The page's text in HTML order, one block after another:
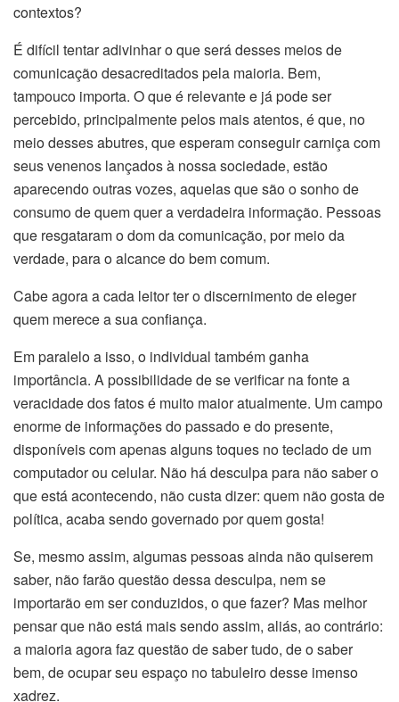
contextos?
É difícil tentar adivinhar o que será desses meios de
comunicação desacreditados pela maioria. Bem,
tampouco importa. O que é relevante e já pode ser
percebido, principalmente pelos mais atentos, é que, no
meio desses abutres, que esperam conseguir carniça com
seus venenos lançados à nossa sociedade, estão
aparecendo outras vozes, aquelas que são o sonho de
consumo de quem quer a verdadeira informação. Pessoas
que resgataram o dom da comunicação, por meio da
verdade, para o alcance do bem comum.
Cabe agora a cada leitor ter o discernimento de eleger
quem merece a sua confiança.
Em paralelo a isso, o individual também ganha
importância. A possibilidade de se verificar na fonte a
veracidade dos fatos é muito maior atualmente. Um campo
enorme de informações do passado e do presente,
disponíveis com apenas alguns toques no teclado de um
computador ou celular. Não há desculpa para não saber o
que está acontecendo, não custa dizer: quem não gosta de
política, acaba sendo governado por quem gosta!
Se, mesmo assim, algumas pessoas ainda não quiserem
saber, não farão questão dessa desculpa, nem se
importarão em ser conduzidos, o que fazer? Mas melhor
pensar que não está mais sendo assim, aliás, ao contrário:
a maioria agora faz questão de saber tudo, de o saber
bem, de ocupar seu espaço no tabuleiro desse imenso
xadrez.